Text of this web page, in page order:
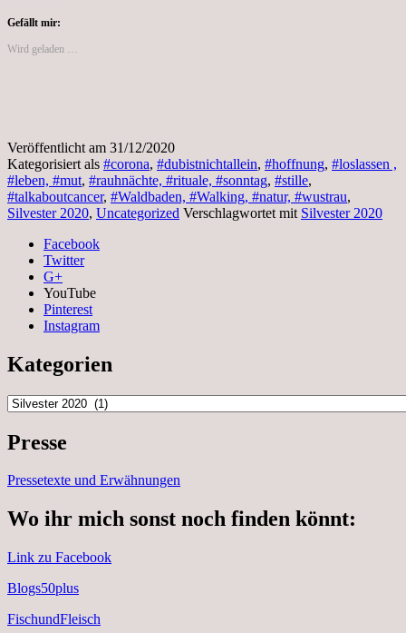
Gefällt mir:
Wird geladen …
Veröffentlicht am 31/12/2020
Kategorisiert als #corona, #dubistnichtallein, #hoffnung, #loslassen ,
#leben, #mut, #rauhnächte, #rituale, #sonntag, #stille,
#talkaboutcancer, #Waldbaden, #Walking, #natur, #wustrau,
Silvester 2020, Uncategorized Verschlagwortet mit Silvester 2020
Facebook
Twitter
G+
YouTube
Pinterest
Instagram
Kategorien
Kategorien
Presse
Pressetexte und Erwähnungen
Wo ihr mich sonst noch finden könnt:
Link zu Facebook
Blogs50plus
FischundFleisch